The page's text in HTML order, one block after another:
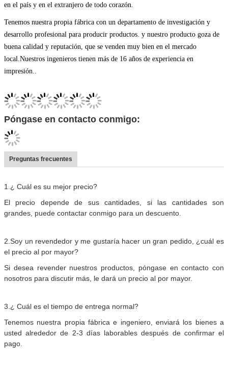
en el país y en el extranjero de todo corazón.
Tenemos nuestra propia fábrica con un departamento de investigación y
desarrollo profesional para producir productos. y nuestro producto goza de
buena calidad y reputación, que se venden muy bien en el mercado
local.Nuestros ingenieros tienen más de 16 años de experiencia en
impresión..
Póngase en contacto conmigo:
Preguntas frecuentes
1. ¿ Cuál es su mejor precio?
El precio depende de sus cantidades, si las cantidades son
grandes, puede contactar conmigo para un descuento.
2. Soy un revendedor y me gustaría hacer un gran pedido, ¿cuál es
el precio al por mayor?
Si desea revender nuestros productos, póngase en contacto con
nosotros para discutir más, le dará un precio al por mayor.
3. ¿ Cuál es el tiempo de entrega normal?
Tenemos nuestra propia fábrica e ingeniero, enviará los bienes a
usted alrededor de 2-3 días laborables después de confirmar el
pago.